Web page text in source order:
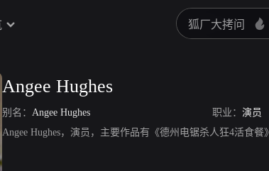
Angee Hughes
别名： Angee Hughes 职业： 演员
Angee Hughes，演员，主要作品有《德州电锯杀人狂4活食餐